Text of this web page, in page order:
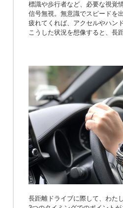
標識や歩行者など、必要な視覚
信号無視。無意識でスピードを
疲れてくれば、アクセルやハン
こうした状況を想像すると、長
長距離ドライブに際して、わた